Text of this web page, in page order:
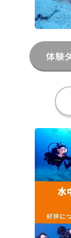
体験